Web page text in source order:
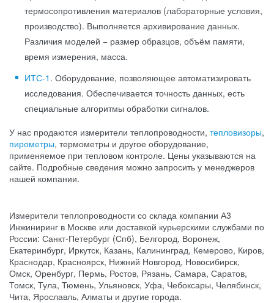
термосопротивления материалов (лабораторные условия,
производство). Выполняется архивирование данных.
Различия моделей − размер образцов, объём памяти,
время измерения, масса.
ИТС-1 . Оборудование, позволяющее автоматизировать
исследования. Обеспечивается точность данных, есть
специальные алгоритмы обработки сигналов.
У нас продаются измерители теплопроводности, тепловизоры,
пирометры, термометры и другое оборудование,
применяемое при тепловом контроле. Цены указываются на
сайте. Подробные сведения можно запросить у менеджеров
нашей компании.
Измерители теплопроводности со склада компании А3
Инжиниринг в Москве или доставкой курьерскими службами по
России: Санкт-Петербург (Спб), Белгород, Воронеж,
Екатеринбург, Иркутск, Казань, Калининград, Кемерово, Киров,
Краснодар, Красноярск, Нижний Новгород, Новосибирск,
Омск, Оренбург, Пермь, Ростов, Рязань, Самара, Саратов,
Томск, Тула, Тюмень, Ульяновск, Уфа, Чебоксары, Челябинск,
Чита, Ярославль, Алматы и другие города.